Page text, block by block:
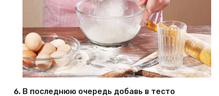
В последнюю очередь добавь в тесто